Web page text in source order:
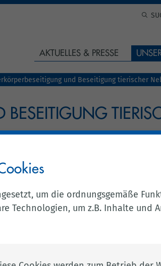
AKTUELLES & PRESSE
und Beseitigung tierischer
BESEITIGUNG
Kommunen. Bis zur Abholung
die Tierbesitzer die Kadaver vor
B. in einem Container,
um die ordnungsgemäße
Technologien, um z.B. Inhalte und